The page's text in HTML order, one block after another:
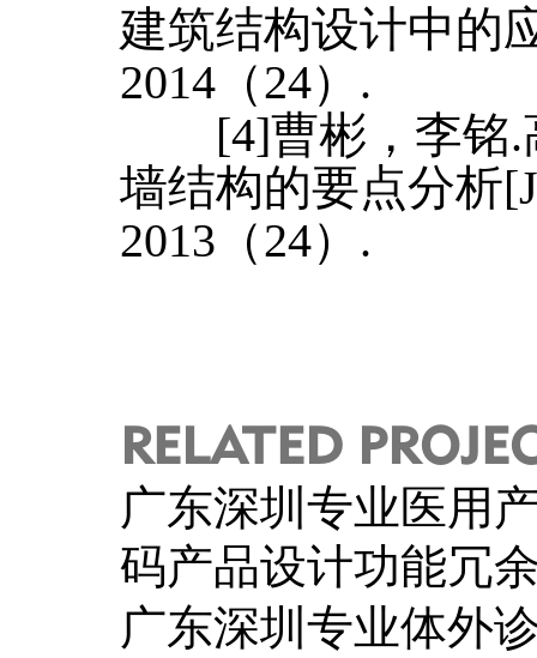
建筑结构设计中的
2014（24）.
[4]曹彬，李铭.
墙结构的要点分析
2013（24）.
RELATED
广东深圳专业医用
码产品设计功能冗
广东深圳专业体外